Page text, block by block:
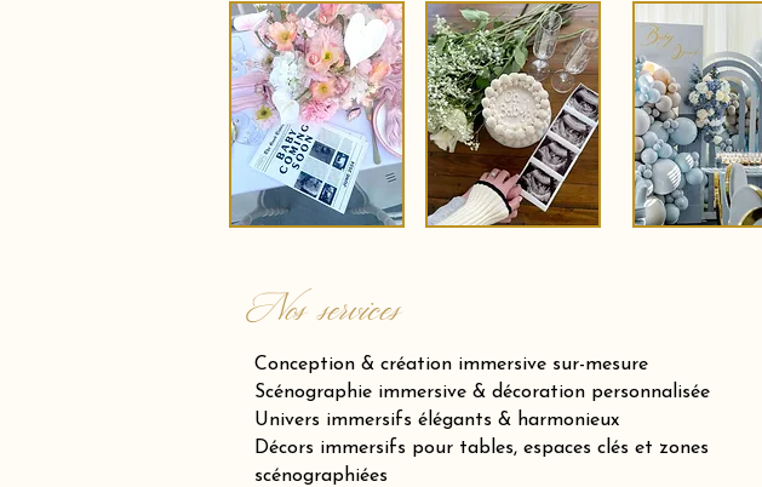
Nos services
Conception & création immersive sur-mesure
Scénographie immersive & décoration personnalisée
Univers immersifs élégants & harmonieux
Décors immersifs pour tables, espaces clés et zones
scénographiées